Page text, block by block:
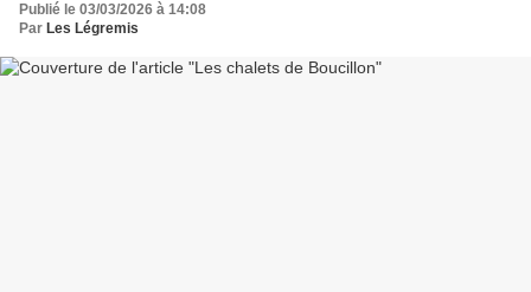
Publié le 03/03/2026 à 14:08
Par Les Légremis